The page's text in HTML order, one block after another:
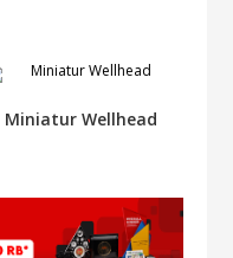
Miniatur Wellhead